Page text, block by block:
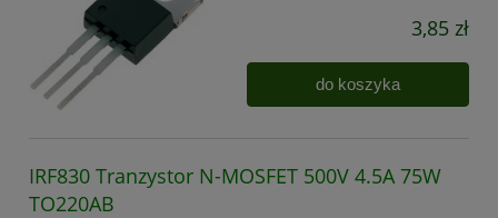
3,85 zł
do koszyka
IRF830 Tranzystor N-MOSFET 500V 4.5A 75W
TO220AB